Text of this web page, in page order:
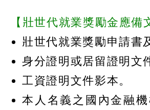
【壯世代就業獎勵金應備
壯世代就業獎勵申請書
身分證明或居留證明文
工資證明文件影本。
本人名義之國內金融